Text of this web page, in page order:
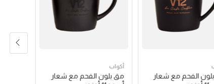
الفحم مع شعار
أكواب
مق بلون الفحم مع شعار